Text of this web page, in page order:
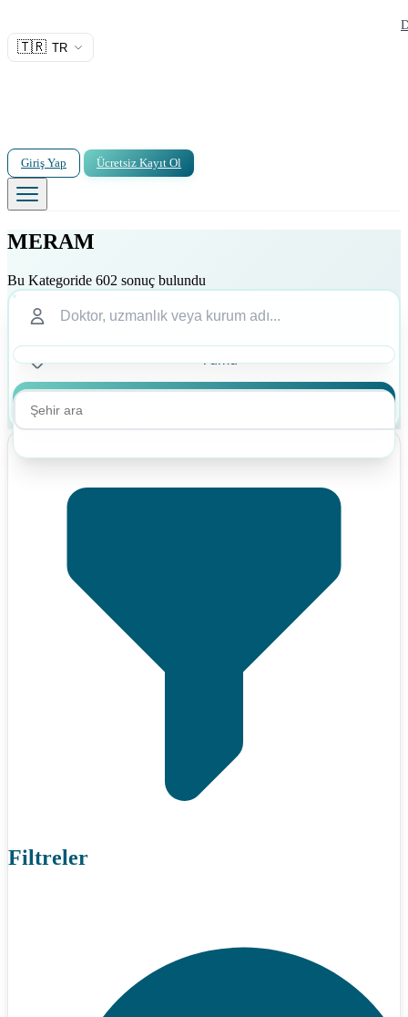
🇹🇷 TR
Giriş Yap Ücretsiz Kayıt Ol
MERAM
Bu Kategoride 602 sonuç bulundu
Filtreler